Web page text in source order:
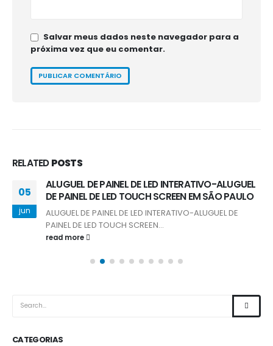
Salvar meus dados neste navegador para a
próxima vez que eu comentar.
RELATEDPOSTS
05
jun
ALUGUEL DE PAINEL DE LED INTERATIVO-ALUGUEL
DE PAINEL DE LED TOUCH SCREEN EM SÃO PAULO
ALUGUEL DE PAINEL DE LED INTERATIVO-ALUGUEL DE
PAINEL DE LED TOUCH SCREEN...
read more
CATEGORIAS